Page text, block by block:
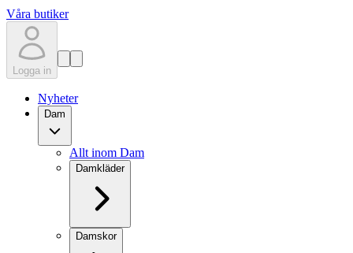
Våra butiker
Logga in
Nyheter
Dam
Allt inom Dam
Damkläder
Damskor